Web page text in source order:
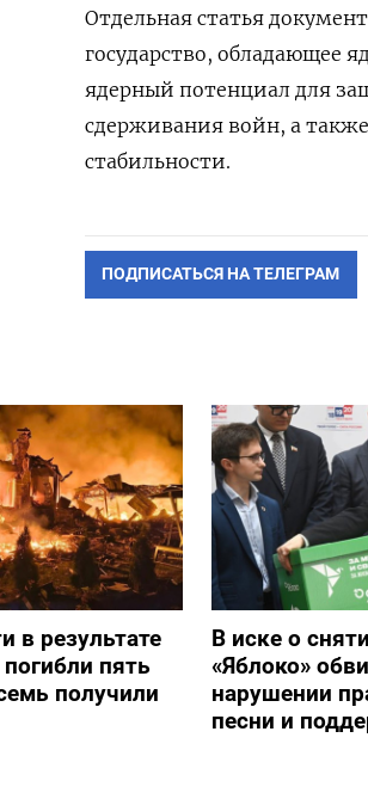
Отдельная статья
государство, обладающее
ядерный потенциал для
сдерживания войн, а
стабильности.
ПОДПИСАТЬСЯ НА ТЕЛЕГРАМ
в результате
пять
получили
В иске о
«Яблоко»
нарушении
песни и